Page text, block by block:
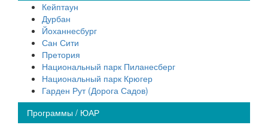
Кейптаун
Дурбан
Йоханнесбург
Сан Сити
Претория
Национальный парк Пиланесберг
Национальный парк Крюгер
Гарден Рут (Дорога Садов)
Программы / ЮАР